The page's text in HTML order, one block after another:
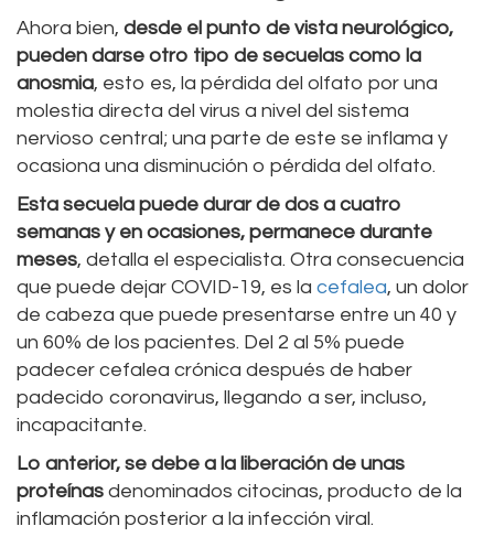
Ahora bien, desde el punto de vista neurológico,
pueden darse otro tipo de secuelas como la
anosmia, esto es, la pérdida del olfato por una
molestia directa del virus a nivel del sistema
nervioso central; una parte de este se inflama y
ocasiona una disminución o pérdida del olfato.
Esta secuela puede durar de dos a cuatro
semanas y en ocasiones, permanece durante
meses, detalla el especialista. Otra consecuencia
que puede dejar COVID-19, es la cefalea, un dolor
de cabeza que puede presentarse entre un 40 y
un 60% de los pacientes. Del 2 al 5% puede
padecer cefalea crónica después de haber
padecido coronavirus, llegando a ser, incluso,
incapacitante.
Lo anterior, se debe a la liberación de unas
proteínas denominados citocinas, producto de la
inflamación posterior a la infección viral.